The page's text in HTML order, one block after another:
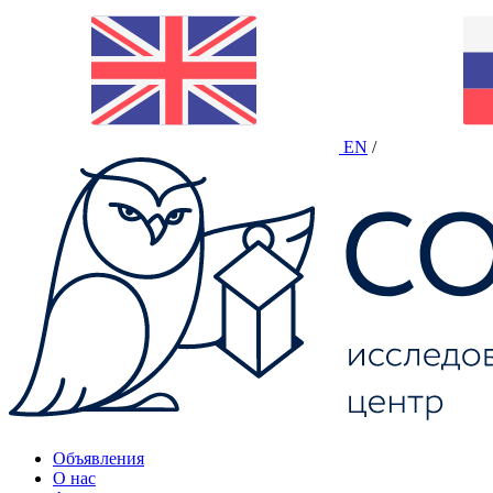
EN /
Объявления
О нас